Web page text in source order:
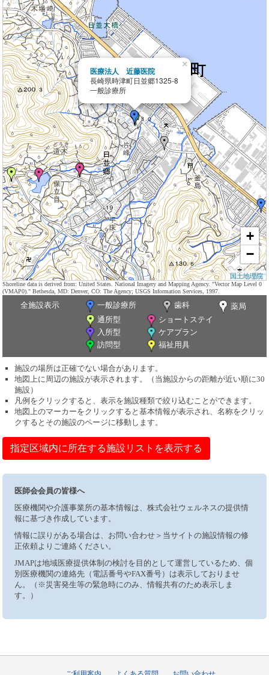
医療法人 近藤医院
長崎県時津町日並郷1325-8
一般診療所
×
+
−
国土地理院
Shoreline data is derived from: United States. National Imagery and Mapping Agency. "Vector Map Level 0
(VMAP0)." Bethesda, MD: Denver, CO: The Agency; USGS Information Services, 1997.
全施設表示 一般診療所 歯科
薬局
通所型
ショートステイ
入所型
ケアプラン
訪問型
福祉用具
施設の場所は正確でない場合があります。
地図上に周辺の施設が表示されます。（当施設からの距離が近い順に30
施設）
凡例をクリックすると、表示を施設種類で絞り込むことができます。
地図上のマーカーをクリックすると基本情報が表示され、名称をクリッ
クするとその施設のページに移動します。
指定区域内に所在する施設リストを表示する
医師会会員の皆様へ
医療機関や介護事業所の基本情報は、株式会社ウェルネスの提供情
報に基づき作成しています。
情報に誤りがある場合は、お問い合わせ＞当サイトの施設情報の修
正依頼よりご連絡ください。
JMAPは地域医療提供体制の検討を目的として運営しているため、個
別医療機関の連絡先（電話番号やFAX番号）は表示しておりませ
ん。（※災害発生等の緊急時にのみ、情報共有のため表示しま
す。）